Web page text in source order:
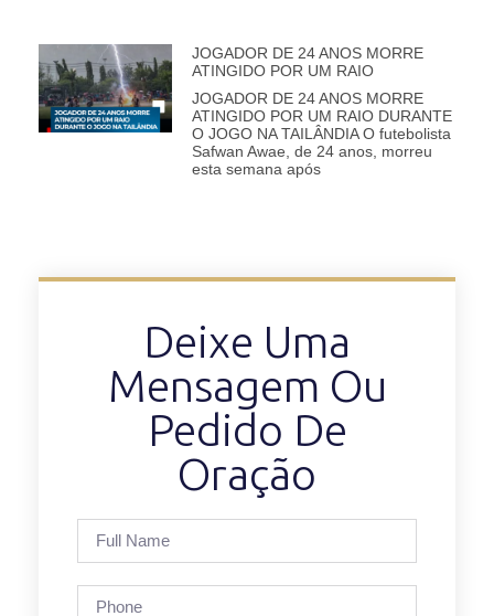
JOGADOR DE 24 ANOS MORRE
ATINGIDO POR UM RAIO
JOGADOR DE 24 ANOS MORRE
ATINGIDO POR UM RAIO DURANTE
O JOGO NA TAILÂNDIA O futebolista
Safwan Awae, de 24 anos, morreu
esta semana após
Deixe Uma
Mensagem Ou
Pedido De
Oração